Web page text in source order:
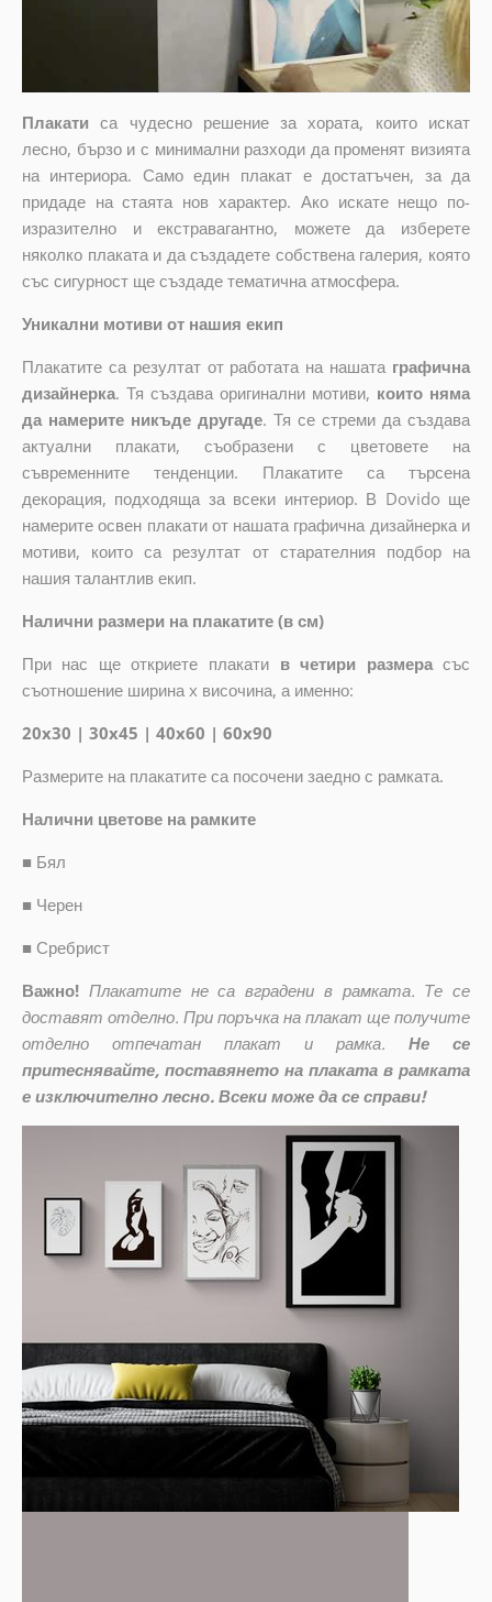
Плакати са чудесно решение за хората, които искат
лесно, бързо и с минимални разходи да променят визията
на интериора. Само един плакат е достатъчен, за да
придаде на стаята нов характер. Ако искате нещо по-
изразително и екстравагантно, можете да изберете
няколко плаката и да създадете собствена галерия, която
със сигурност ще създаде тематична атмосфера.
Уникални мотиви от нашия екип
Плакатите са резултат от работата на нашата графична
дизайнерка. Тя създава оригинални мотиви, които няма
да намерите никъде другаде. Тя се стреми да създава
актуални плакати, съобразени с цветовете на
съвременните тенденции. Плакатите са търсена
декорация, подходяща за всеки интериор. В Dovido ще
намерите освен плакати от нашата графична дизайнерка и
мотиви, които са резултат от старателния подбор на
нашия талантлив екип.
Налични размери на плакатите (в см)
При нас ще откриете плакати в четири размера със
съотношение ширина x височина, а именно:
20x30 | 30x45 | 40x60 | 60x90
Размерите на плакатите са посочени заедно с рамката.
Налични цветове на рамките
■ Бял
■ Черен
■ Сребрист
Важно! Плакатите не са вградени в рамката. Те се
доставят отделно. При поръчка на плакат ще получите
отделно отпечатан плакат и рамка.
Не се
притеснявайте, поставянето на плаката в рамката
е изключително лесно. Всеки може да се справи!